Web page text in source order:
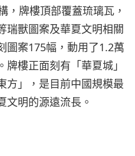
，牌樓頂部覆蓋琉璃瓦，
瑞獸圖案及華夏文明相關
圖案175幅，動用了1.2萬
樓正面刻有「華夏城」
方」，是目前中國規模最
文明的源遠流長。